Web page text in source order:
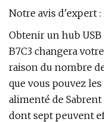
Notre avis d'expert :
Obtenir un hub
B7C3 changera
raison du nombre
que vous pouvez
alimenté de
dont sept peuvent